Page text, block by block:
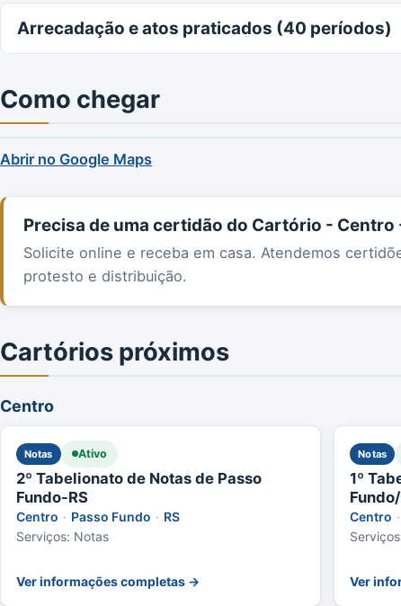
Arrecadação e atos praticados (40 períodos)
Como chegar
Abrir no Google Maps
Precisa de uma certidão do Cartório - Centro
Solicite online e receba em casa. Atendemos
protesto e distribuição.
Cartórios próximos
Centro
Notas Ativo
2º Tabelionato de Notas de Passo
Fundo-RS
Centro · Passo Fundo · RS
Serviços: Notas
Ver informações completas →
Notas
1º
Centro ·
Ver